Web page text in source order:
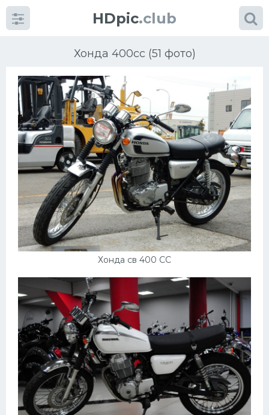
HDpic.club
Хонда 400сс (51 фото)
Хонда св 400 СС
Категории
Автомобили
Красивые фото машин
УРАЛ
Пежо
Ауди
Гараж
Русские авто
Вольво
БМВ